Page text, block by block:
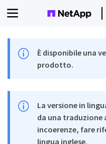
È disponibile una
prodotto.
La versione in
da una traduzione
incoerenze, fare
lingua inglese.